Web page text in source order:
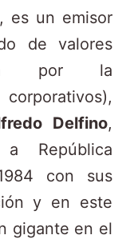
es un emisor
de valores
por la
Delfino,
República
con sus
y en este
gigante en el